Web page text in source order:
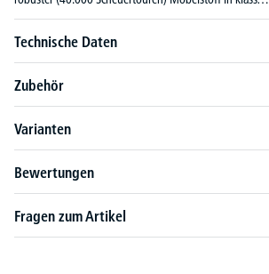
Technische Daten
Zubehör
Varianten
Bewertungen
Fragen zum Artikel